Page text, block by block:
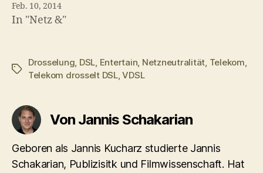
Feb. 10, 2014
In "Netz &"
Schlagwörter
Drosselung, DSL, Entertain, Netzneutralität, Telekom,
Telekom drosselt DSL,VDSL
Von Jannis Schakarian
Geboren als Jannis Kucharz studierte Jannis
Schakarian, Publizisitk und Filmwissenschaft. Hat